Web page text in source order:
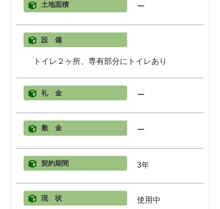
土地面積 ー
設 備
トイレ２ヶ所、専有部分にトイレあり
礼 金 ー
敷 金 ー
契約期間 3年
現 状 使用中